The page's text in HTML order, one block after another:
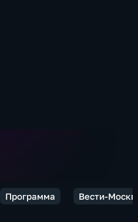
Программа Вести-